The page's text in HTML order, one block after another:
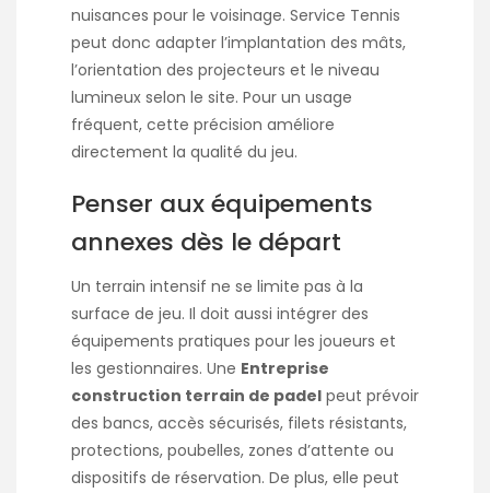
nuisances pour le voisinage. Service Tennis
peut donc adapter l’implantation des mâts,
l’orientation des projecteurs et le niveau
lumineux selon le site. Pour un usage
fréquent, cette précision améliore
directement la qualité du jeu.
Penser aux équipements
annexes dès le départ
Un terrain intensif ne se limite pas à la
surface de jeu. Il doit aussi intégrer des
équipements pratiques pour les joueurs et
les gestionnaires. Une Entreprise
construction terrain de padel peut prévoir
des bancs, accès sécurisés, filets résistants,
protections, poubelles, zones d’attente ou
dispositifs de réservation. De plus, elle peut